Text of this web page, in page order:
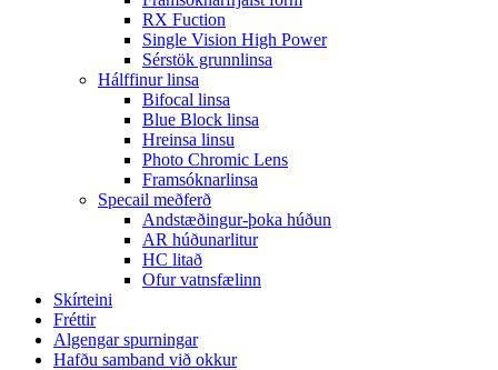
RX Fuction
Single Vision High Power
Sérstök grunnlinsa
Hálffinur linsa
Bifocal linsa
Blue Block linsa
Hreinsa linsu
Photo Chromic Lens
Framsóknarlinsa
Specail meðferð
Andstæðingur-þoka húðun
AR húðunarlitur
HC litað
Ofur vatnsfælinn
Skírteini
Fréttir
Algengar spurningar
Hafðu samband við okkur